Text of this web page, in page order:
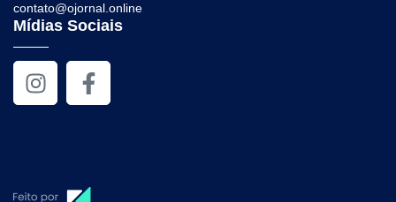
contato@ojornal.online
Mídias Sociais